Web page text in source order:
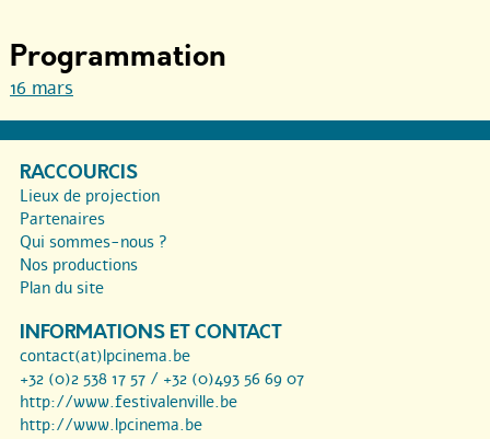
Programmation
16 mars
RACCOURCIS
Lieux de projection
Partenaires
Qui sommes-nous ?
Nos productions
Plan du site
INFORMATIONS ET CONTACT
contact(at)lpcinema.be
+32 (0)2 538 17 57 / +32 (0)493 56 69 07
http://www.festivalenville.be
http://www.lpcinema.be